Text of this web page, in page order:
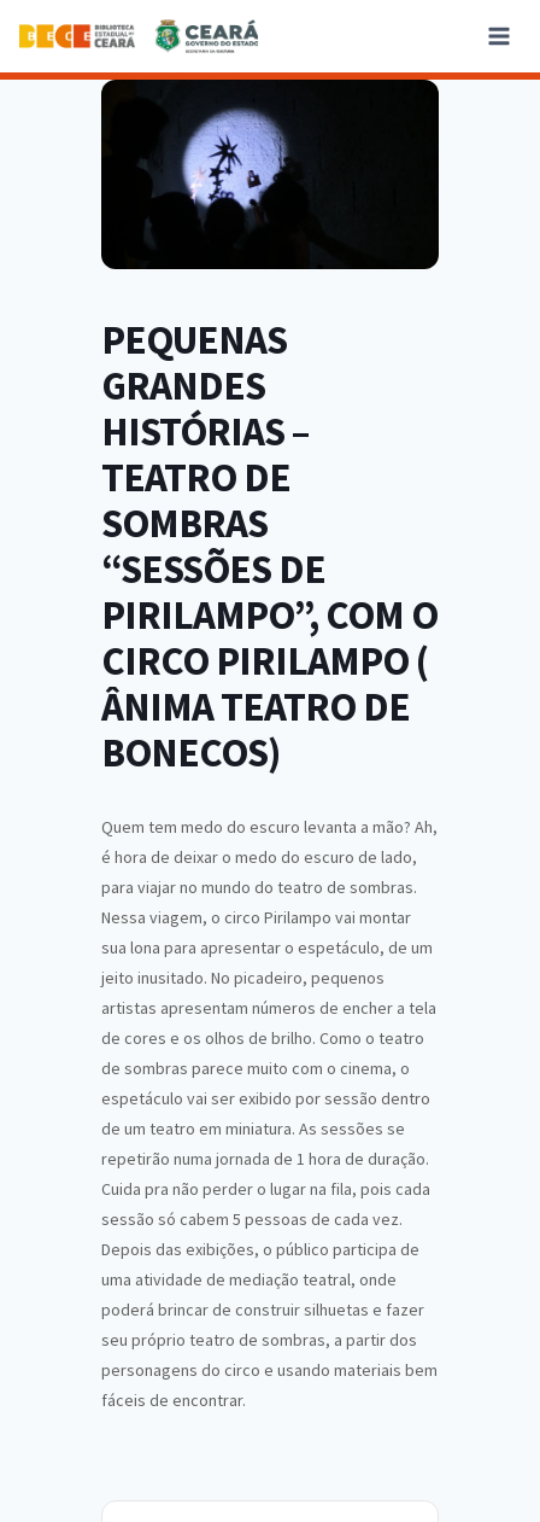
PEQUENAS
GRANDES
HISTÓRIAS –
TEATRO DE
SOMBRAS
“SESSÕES DE
PIRILAMPO”, COM O
CIRCO PIRILAMPO (
ÂNIMA TEATRO DE
BONECOS)
Quem tem medo do escuro levanta a mão? Ah,
é hora de deixar o medo do escuro de lado,
para viajar no mundo do teatro de sombras.
Nessa viagem, o circo Pirilampo vai montar
sua lona para apresentar o espetáculo, de um
jeito inusitado. No picadeiro, pequenos
artistas apresentam números de encher a tela
de cores e os olhos de brilho. Como o teatro
de sombras parece muito com o cinema, o
espetáculo vai ser exibido por sessão dentro
de um teatro em miniatura. As sessões se
repetirão numa jornada de 1 hora de duração.
Cuida pra não perder o lugar na fila, pois cada
sessão só cabem 5 pessoas de cada vez.
Depois das exibições, o público participa de
uma atividade de mediação teatral, onde
poderá brincar de construir silhuetas e fazer
seu próprio teatro de sombras, a partir dos
personagens do circo e usando materiais bem
fáceis de encontrar.